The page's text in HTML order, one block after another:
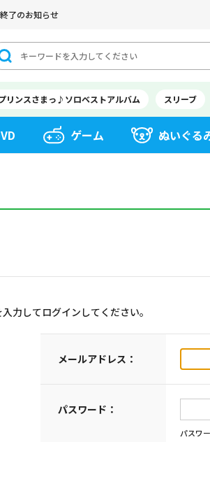
了のお知らせ
リンスさまっ♪ソロベストアルバム スリーブ
ゲーム ぬいぐる
力してログインしてください。
メールアドレス：
パスワード：
パスワ